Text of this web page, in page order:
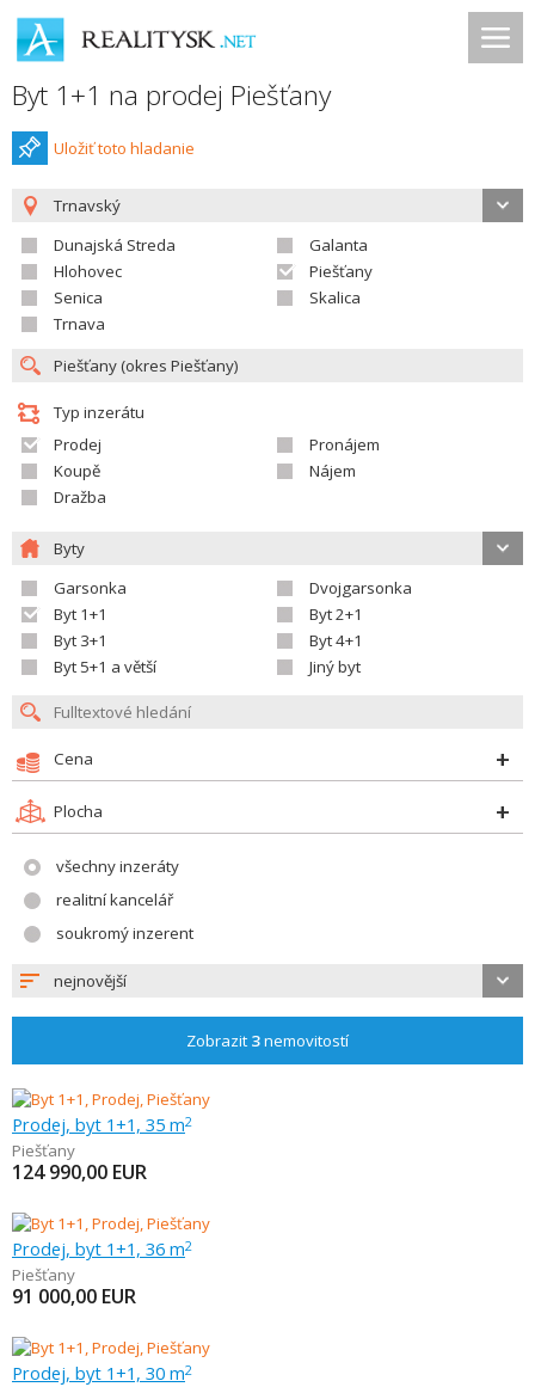
Byt 1+1 na prodej Piešťany
Uložiť toto hladanie
Trnavský
Dunajská Streda
Galanta
Hlohovec
Piešťany
Senica
Skalica
Trnava
Typ inzerátu
Prodej
Pronájem
Koupě
Nájem
Dražba
Byty
Garsonka
Dvojgarsonka
Byt 1+1
Byt 2+1
Byt 3+1
Byt 4+1
Byt 5+1 a větší
Jiný byt
Cena
Plocha
všechny inzeráty
realitní kancelář
soukromý inzerent
nejnovější
Zobrazit 3nemovitostí
Prodej, byt 1+1, 35 m2
Piešťany
124 990,00 EUR
Prodej, byt 1+1, 36 m2
Piešťany
91 000,00 EUR
Prodej, byt 1+1, 30 m2